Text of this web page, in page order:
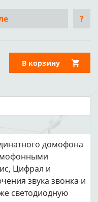
?
В корзину
домофона
Цифрал и
звука звонка и
светодиодную